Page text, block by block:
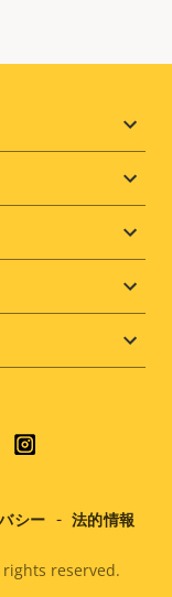
reserved.
シー 法的情報